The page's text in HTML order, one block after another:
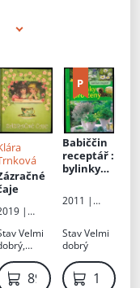
|
Velmi
desek
89 Kč
Babiččin
receptář:
bylinky
2011 |
tví, a.s.
StavVelmi
dobrý
119 Kč